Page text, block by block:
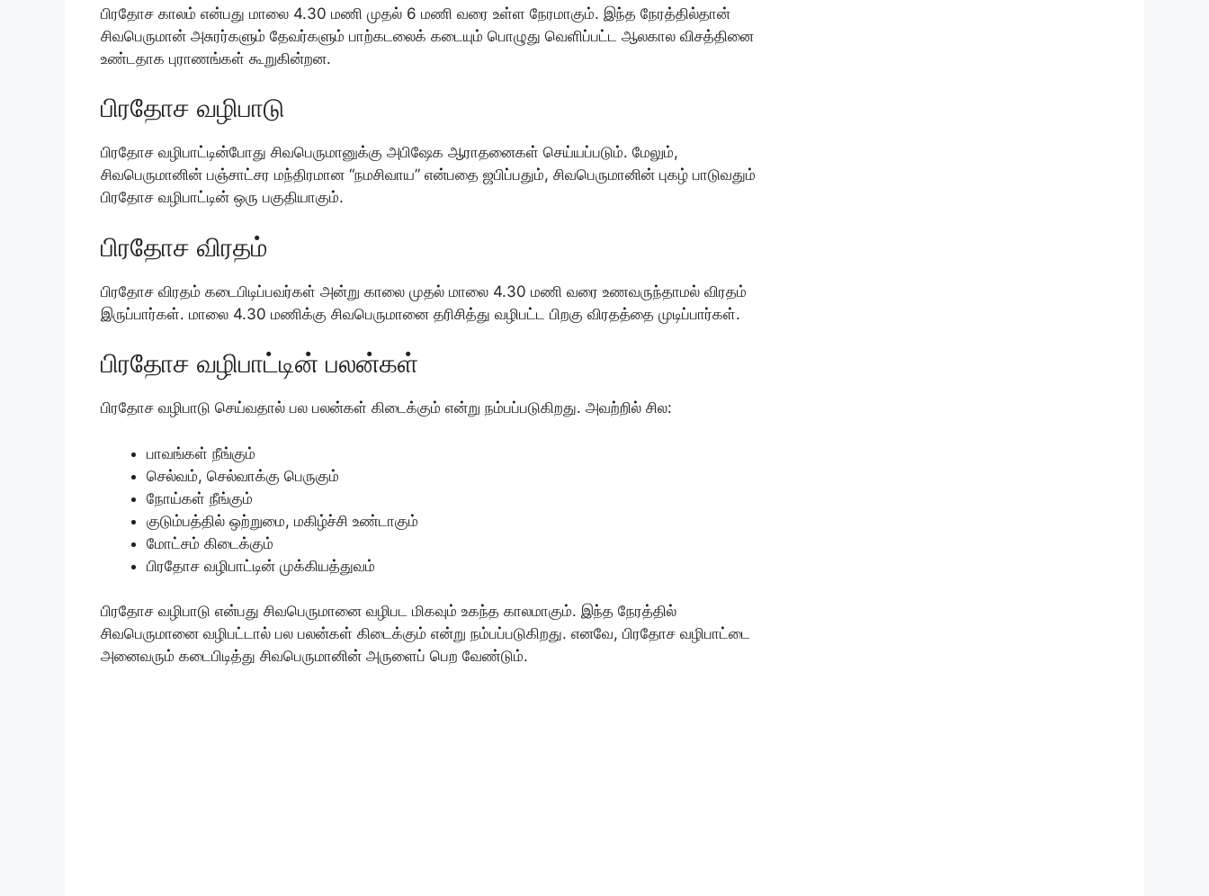
பிரதோச காலம் என்பது மாலை 4.30 மணி முதல் 6 மணி வரை உள்ள நேரமாகும். இந்த நேரத்தில்தான்
சிவபெருமான் அசுரர்களும் தேவர்களும் பாற்கடலைக் கடையும் பொழுது வெளிப்பட்ட ஆலகால விசத்தினை
உண்டதாக புராணங்கள் கூறுகின்றன.
பிரதோச வழிபாடு
பிரதோச வழிபாட்டின்போது சிவபெருமானுக்கு அபிஷேக ஆராதனைகள் செய்யப்படும். மேலும்,
சிவபெருமானின் பஞ்சாட்சர மந்திரமான “நமசிவாய” என்பதை ஜபிப்பதும், சிவபெருமானின் புகழ் பாடுவதும்
பிரதோச வழிபாட்டின் ஒரு பகுதியாகும்.
பிரதோச விரதம்
பிரதோச விரதம் கடைபிடிப்பவர்கள் அன்று காலை முதல் மாலை 4.30 மணி வரை உணவருந்தாமல் விரதம்
இருப்பார்கள். மாலை 4.30 மணிக்கு சிவபெருமானை தரிசித்து வழிபட்ட பிறகு விரதத்தை முடிப்பார்கள்.
பிரதோச வழிபாட்டின் பலன்கள்
பிரதோச வழிபாடு செய்வதால் பல பலன்கள் கிடைக்கும் என்று நம்பப்படுகிறது. அவற்றில் சில:
பாவங்கள் நீங்கும்
செல்வம், செல்வாக்கு பெருகும்
நோய்கள் நீங்கும்
குடும்பத்தில் ஒற்றுமை, மகிழ்ச்சி உண்டாகும்
மோட்சம் கிடைக்கும்
பிரதோச வழிபாட்டின் முக்கியத்துவம்
பிரதோச வழிபாடு என்பது சிவபெருமானை வழிபட மிகவும் உகந்த காலமாகும். இந்த நேரத்தில்
சிவபெருமானை வழிபட்டால் பல பலன்கள் கிடைக்கும் என்று நம்பப்படுகிறது. எனவே, பிரதோச வழிபாட்டை
அனைவரும் கடைபிடித்து சிவபெருமானின் அருளைப் பெற வேண்டும்.